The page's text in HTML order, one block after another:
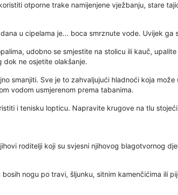
otporne trake namijenjene vježbanju, stare
u cipelama je... boca smrznute vode. Uvijek
udobno se smjestite na stolicu ili kauč,
ne osjetite olakšanje.
smanjiti. Sve je to zahvaljujući hladnoći koja
vodom usmjerenom prema tabanima.
i tenisku lopticu. Napravite krugove na tlu
roditelji koji su svjesni njihovog blagotvornog
nogu po travi, šljunku, sitnim kamenčićima ili